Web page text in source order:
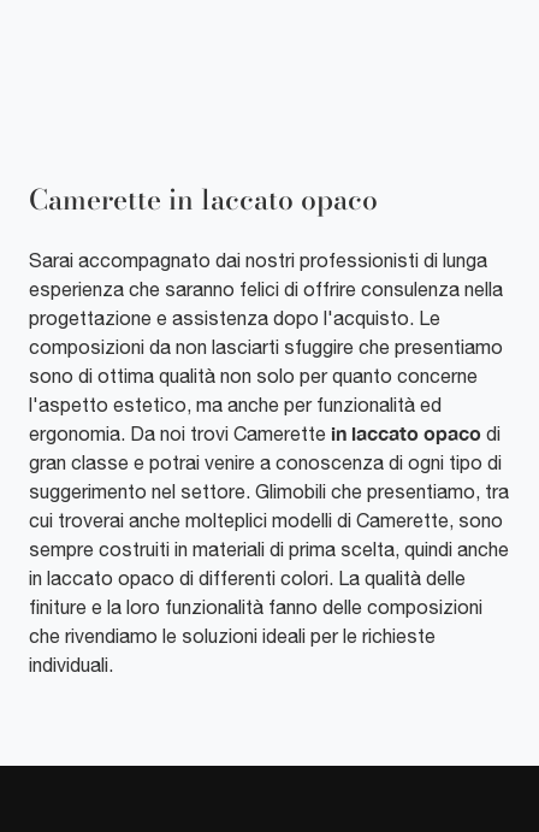
Camerette in laccato opaco
Sarai accompagnato dai nostri professionisti di lunga
esperienza che saranno felici di offrire consulenza nella
progettazione e assistenza dopo l'acquisto. Le
composizioni da non lasciarti sfuggire che presentiamo
sono di ottima qualità non solo per quanto concerne
l'aspetto estetico, ma anche per funzionalità ed
ergonomia. Da noi trovi Camerette in laccato opaco di
gran classe e potrai venire a conoscenza di ogni tipo di
suggerimento nel settore. Glimobili che presentiamo, tra
cui troverai anche molteplici modelli di Camerette, sono
sempre costruiti in materiali di prima scelta, quindi anche
in laccato opaco di differenti colori. La qualità delle
finiture e la loro funzionalità fanno delle composizioni
che rivendiamo le soluzioni ideali per le richieste
individuali.